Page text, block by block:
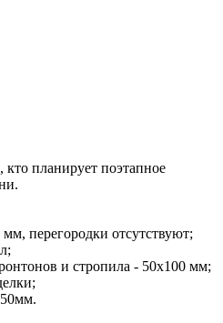
планирует поэтапное
перегородки отсутствуют;
и стропила - 50х100 мм;